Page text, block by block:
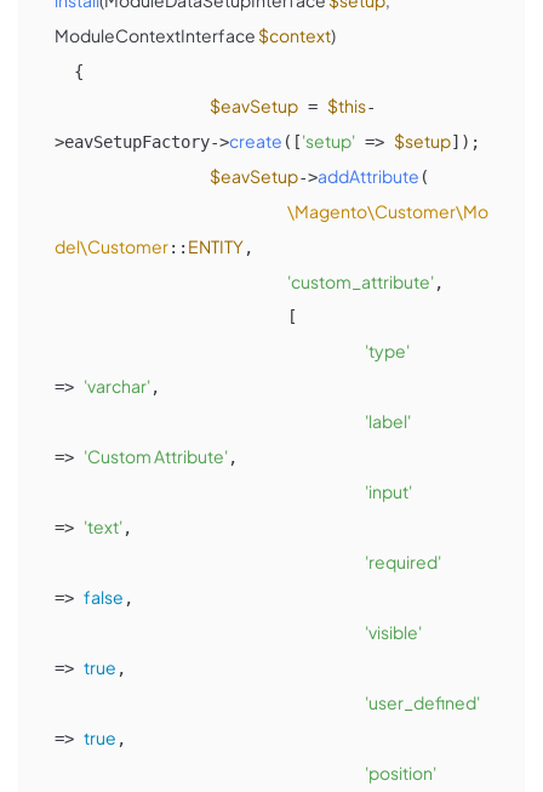
ModuleContextInterface $context)
{
$eavSetup = $this-
>eavSetupFactory->create (['setup' => $setup]);
$eavSetup->addAttribute (
\Magento\Customer\Mo
del\Customer:: ENTITY,
'custom_attribute',
'type'
=> 'varchar',
'label'
=> 'Custom Attribute',
'input'
=> 'text',
'required'
=> false ,
'visible'
=> true ,
'user_defined'
=> true ,
'position'